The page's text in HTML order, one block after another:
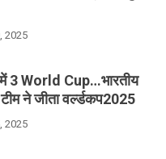
2025
3 World Cup…भारतीय
ने जीता वर्ल्डकप2025
2025